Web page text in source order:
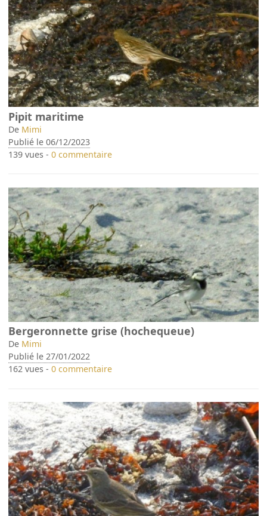
Pipit maritime
De Mimi
Publié le 06/12/2023
139 vues -0 commentaire
Bergeronnette grise (hochequeue)
De Mimi
Publié le 27/01/2022
162 vues -0 commentaire